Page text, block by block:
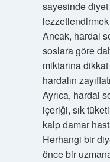
sayesinde
Ancak, hardal
soslara göre
miktarına
hardalın
Ayrıca, hardal
içeriği, sık
kalp damar
Herhangi bir
önce bir